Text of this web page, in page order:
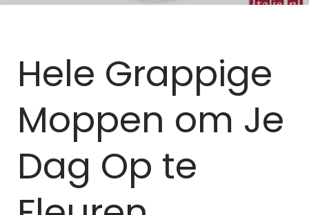
Hele Grappige
Moppen om Je
Dag Op te